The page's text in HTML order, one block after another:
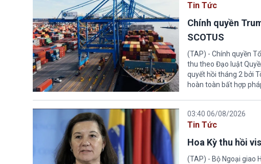
Tin Tức
Chính quyền
SCOTUS
(TAP) - Chính quyền
thu theo Đạo luật
quyết hồi tháng 2 bởi
hoàn toàn bất hợp
03:40 06/08/2026
Tin Tức
Hoa Kỳ thu hồi
(TAP) - Bộ Ngoại giao